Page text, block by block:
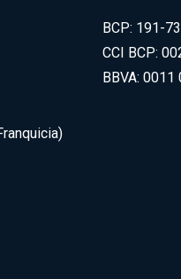
BCP: 191-
CCI BCP:
BBVA: